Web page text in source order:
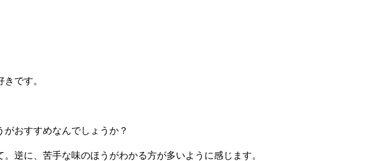
です。
おすすめなんでしょうか？
逆に、苦手な味のほうがわかる方が多いように感じます。